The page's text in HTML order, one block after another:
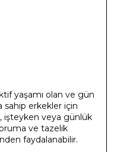
yaşamı olan ve gün
sahip erkekler için
işteyken veya günlük
ve tazelik
faydalanabilir.